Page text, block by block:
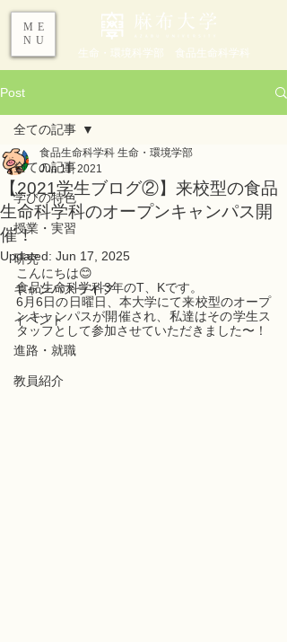
生命・環境科学部 食品生命科学科
ME
NU
Post
全ての記事
学びの特色
授業・実習
研究
キャンパスライフ
イベント
進路・就職
教員紹介
全ての記事
【2021学生ブログ②】来校型の食品
生命科学科のオープンキャンパス開
催！
食品生命科学科 生命・環境学部
Jun 11, 2021
Updated: Jun 17, 2025
こんにちは😊
食品生命科学科3年のT、Kです。
6月6日の日曜日、本大学にて来校型のオープ
ンキャンパスが開催され、私達はその学生ス
タッフとして参加させていただきました〜！